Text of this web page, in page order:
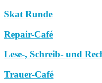
Skat Runde
Repair-Café
Lese-, Schreib- und
Trauer-Café